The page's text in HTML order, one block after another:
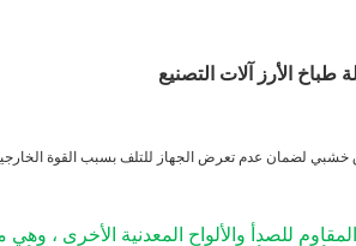
طباخ الأرز آلات التصنيع
لضمان عدم تعرض الجهاز للتلف بسبب القوة الخارجية
للصدأ والألواح المعدنية الأخرى ،